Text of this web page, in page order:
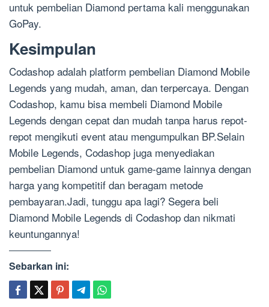
untuk pembelian Diamond pertama kali menggunakan
GoPay.
Kesimpulan
Codashop adalah platform pembelian Diamond Mobile
Legends yang mudah, aman, dan terpercaya. Dengan
Codashop, kamu bisa membeli Diamond Mobile
Legends dengan cepat dan mudah tanpa harus repot-
repot mengikuti event atau mengumpulkan BP.Selain
Mobile Legends, Codashop juga menyediakan
pembelian Diamond untuk game-game lainnya dengan
harga yang kompetitif dan beragam metode
pembayaran.Jadi, tunggu apa lagi? Segera beli
Diamond Mobile Legends di Codashop dan nikmati
keuntungannya!
Sebarkan ini: